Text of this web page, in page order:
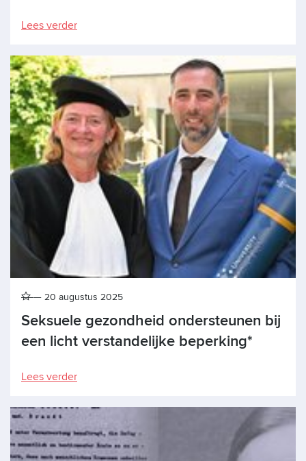
Lees verder
Seksuele gezondheid ondersteunen bij
een licht verstandelijke beperking*
20 augustus 2025
Lees verder